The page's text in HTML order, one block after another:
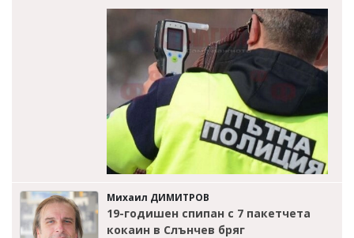
Михаил ДИМИТРОВ
19-годишен спипан с 7 пакетчета
кокаин в Слънчев бряг